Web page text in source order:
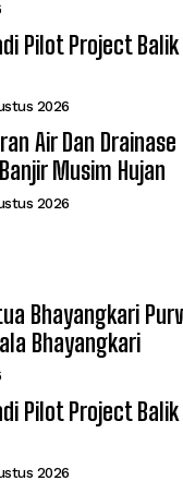
Pilot Project Balik
2026
Air Dan
Musim Hujan
2026
Bhayangkari
Bhayangkari
Pilot Project Balik
2026